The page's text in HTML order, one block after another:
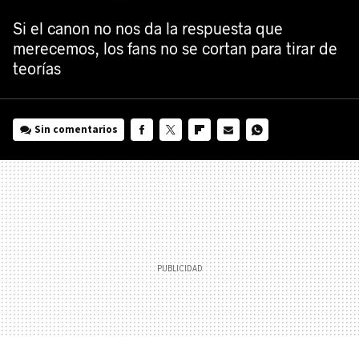
Si el canon no nos da la respuesta que
merecemos, los fans no se cortan para tirar de
teorías
Sin comentarios
MAIL